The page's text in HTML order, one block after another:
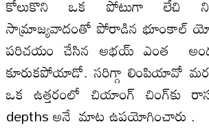
కోలుకొని ఒక పోటుగా లేచి
సామ్రాజ్యవాదంతో పోరాడిన భూంకాల్‌
పరిచయం చేసిన అభయ్‌ ఎంత
కూరుకపోయాడో. సరిగ్గా లింపియావో
ఒక ఉత్తరంలో చియాంగ్‌ చింగ్‌కు
depths అనే మాట ఉపయోగించారు .